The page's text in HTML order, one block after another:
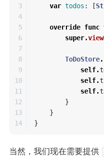
3
4
5
6
7
8
9
10
11
12
13
var todos : [
override func
super.
ToDoStore.
self.
self.
self.
}
}
}
当然，我们现在需要提供